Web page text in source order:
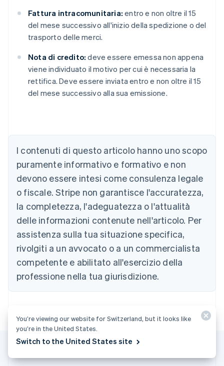
Fattura intracomunitaria: entro e non oltre il 15
del mese successivo all'inizio della spedizione o del
trasporto delle merci.
Nota di credito: deve essere emessa non appena
viene individuato il motivo per cui è necessaria la
rettifica. Deve essere inviata entro e non oltre il 15
del mese successivo alla sua emissione.
I contenuti di questo articolo hanno uno scopo
puramente informativo e formativo e non
devono essere intesi come consulenza legale
o fiscale. Stripe non garantisce l'accuratezza,
la completezza, l'adeguatezza o l'attualità
delle informazioni contenute nell'articolo. Per
assistenza sulla tua situazione specifica,
rivolgiti a un avvocato o a un commercialista
competente e abilitato all'esercizio della
professione nella tua giurisdizione.
English
Austria
Deutsch English
Belgio
NederlandsFrançaisDeutschEnglish
PortuguêsEnglish
Bulgaria
English
Canada
English Français
Cina continentale
Cipro
English
English
Emirati Arabi Uniti
Estonia
You’re viewing our website for Switzerland, but it looks like
you’re in the United States.
Switch to the United States site